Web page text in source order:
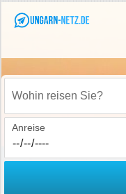
Wohin reisen Sie?
Anreise